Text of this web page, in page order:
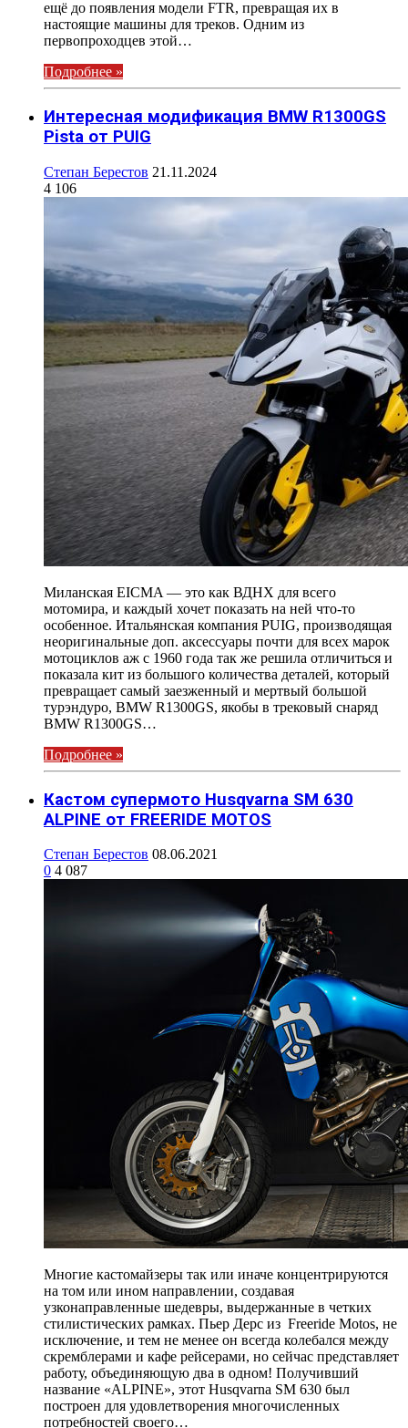
ещё до появления модели FTR, превращая их в
настоящие машины для треков. Одним из
первопроходцев этой…
Подробнее »
Интересная модификация BMW R1300GS
Pista от PUIG
Степан Берестов 21.11.2024
4 106
Миланская EICMA — это как ВДНХ для всего
мотомира, и каждый хочет показать на ней что-то
особенное. Итальянская компания PUIG, производящая
неоригинальные доп. аксессуары почти для всех марок
мотоциклов аж с 1960 года так же решила отличиться и
показала кит из большого количества деталей, который
превращает самый заезженный и мертвый большой
турэндуро, BMW R1300GS, якобы в трековый снаряд
BMW R1300GS…
Подробнее »
Кастом супермото Husqvarna SM 630
ALPINE от FREERIDE MOTOS
Степан Берестов 08.06.2021
0 4 087
Многие кастомайзеры так или иначе концентрируются
на том или ином направлении, создавая
узконаправленные шедевры, выдержанные в четких
стилистических рамках. Пьер Дерс из Freeride Motos, не
исключение, и тем не менее он всегда колебался между
скремблерами и кафе рейсерами, но сейчас представляет
работу, объединяющую два в одном! Получивший
название «ALPINE», этот Husqvarna SM 630 был
построен для удовлетворения многочисленных
потребностей своего…